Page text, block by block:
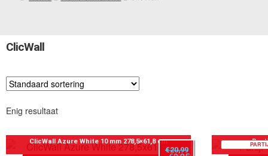
ClicWall
Enig resultaat
ClicWall Azure White 10 mm 278,5×61,8 cm
€20,99